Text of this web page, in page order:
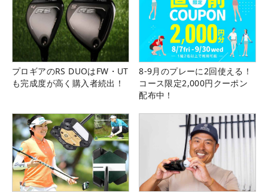
プロギアのRS DUOはFW・UT
も完成度が高く購入者続出！
8-9月のプレーに2回使える！
コース限定2,000円クーポン
配布中！